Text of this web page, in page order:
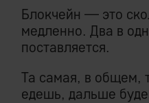
Блoкчeйн — это
медленно. Два в
поставляется.
Та самая, в общем,
едешь, дальше